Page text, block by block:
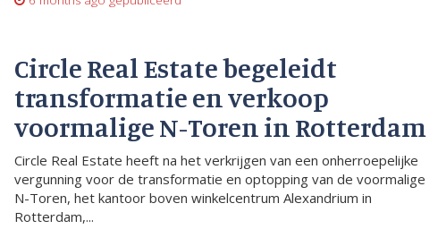
Circle Real Estate begeleidt
transformatie en verkoop
voormalige N-Toren in Rotterdam
Circle Real Estate heeft na het verkrijgen van een onherroepelijke
vergunning voor de transformatie en optopping van de voormalige
N-Toren, het kantoor boven winkelcentrum Alexandrium in
Rotterdam,...